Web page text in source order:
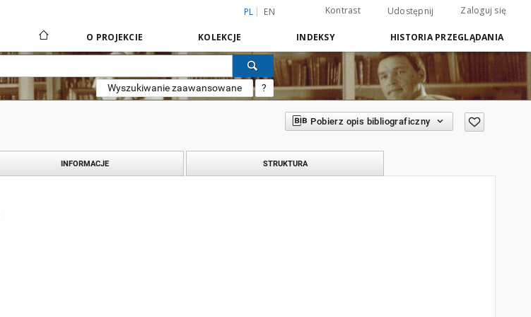
PL EN Kontrast Udostępnij Zaloguj się
O PROJEKCIE KOLEKCJE INDEKSY HISTORIA PRZEGLĄDANIA
Wyszukiwanie zaawansowane ?
Pobierz opis bibliograficzny
INFORMACJE STRUKTURA